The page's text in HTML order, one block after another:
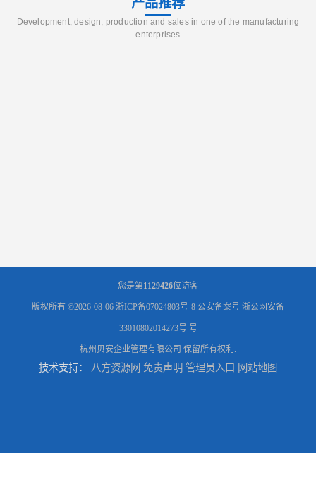
产品推荐
Development, design, production and sales in one of the manufacturing
enterprises
您是第1129426位访客
版权所有 ©2026-08-06 浙ICP备07024803号-8 公安备案号 浙公网安备
33010802014273号 号
杭州贝安企业管理有限公司 保留所有权利.
技术支持： 八方资源网 免责声明 管理员入口 网站地图